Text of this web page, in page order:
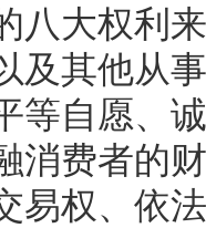
八大权利
及其他从
等自愿、
消费者的
易权、依